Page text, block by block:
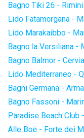
Bagno Tiki 26 -
Lido Fatamorgana -
Lido Marakaibbo -
Bagno la Versiliana -
Bagno Balmor -
Lido Mediterraneo -
Bagni Germana -
Bagno Fassoni -
Paradise Beach Club
Alle Boe - Forte dei